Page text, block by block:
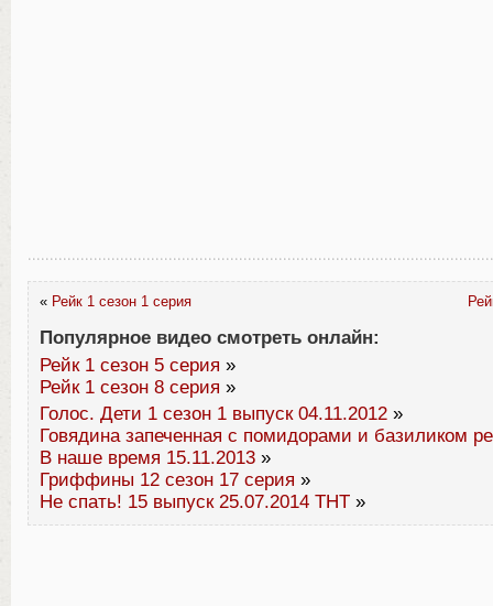
« Рейк 1 сезон 1 серия
Популярное видео смотреть онлайн:
Рейк 1 сезон 5 серия »
Рейк 1 сезон 8 серия »
Голос. Дети 1 сезон 1 выпуск 04.11.2012 »
Говядина запеченная с помидорами и базиликом
В наше время 15.11.2013 »
Гриффины 12 сезон 17 серия »
Не спать! 15 выпуск 25.07.2014 ТНТ »